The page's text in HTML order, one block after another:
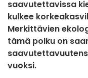
saavutettavissa
kulkee
Merkittävien
tämä polku on
vuoksi.